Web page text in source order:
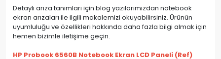
Detaylı arıza tanımları için blog yazılarımızdan notebook
ekran arızaları ile ilgili makalemizi okuyabilirsiniz. Ürünün
uyumluluğu ve özellikleri hakkında daha fazla bilgi almak için
hemen bizimle iletişime geçin.
HP Probook 6560B Notebook Ekran LCD Paneli (Ref)